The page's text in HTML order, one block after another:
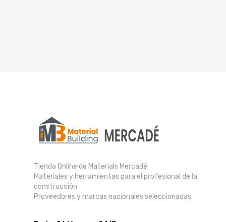
Tienda Online de Materials Mercadé
Materiales y herramientas para el profesional de la
construcción
Proveedores y marcas nacionales seleccionadas